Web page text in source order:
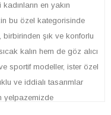
en yakın
bu özel kategorisinde
şık ve konforlu
kalın hem de göz alıcı
sportif modeller, ister özel
ve iddialı tasarımlar
yelpazemizde